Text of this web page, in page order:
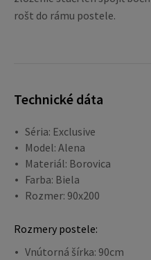
rošt do rámu postele.
Technické dáta
Séria: Exclusive
Model: Alena
Materiál: Borovica
Farba: Biela
Rozmer: 90x200
Rozmery postele:
Vnútorná šírka: 90cm